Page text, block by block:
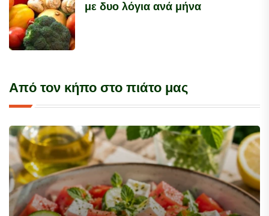
με δυο λόγια ανά μήνα
Από τον κήπο στο πιάτο μας